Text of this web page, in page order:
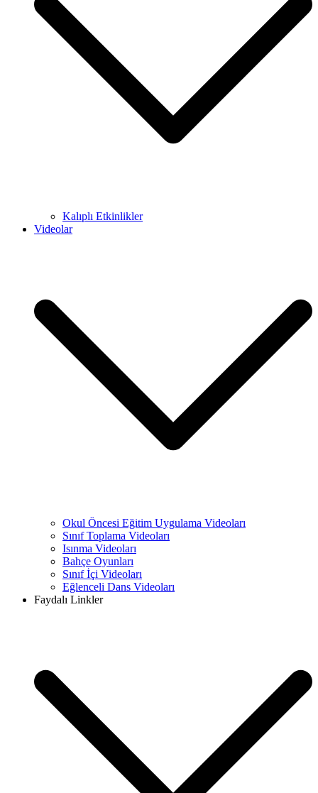
Kalıplı Etkinlikler
Videolar
Okul Öncesi Eğitim Uygulama Videoları
Sınıf Toplama Videoları
Isınma Videoları
Bahçe Oyunları
Sınıf İçi Videoları
Eğlenceli Dans Videoları
Faydalı Linkler